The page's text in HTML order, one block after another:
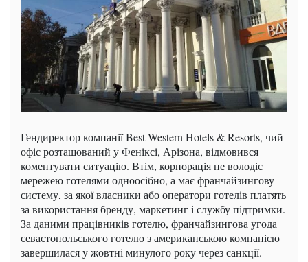
Гендиректор компанії Best Western Hotels & Resorts, чий
офіс розташований у Феніксі, Арізона, відмовився
коментувати ситуацію. Втім, корпорація не володіє
мережею готелями одноосібно, а має франчайзингову
систему, за якої власники або оператори готелів платять
за використання бренду, маркетинг і службу підтримки.
За даними працівників готелю, франчайзингова угода
севастопольського готелю з американською компанією
завершилася у жовтні минулого року через санкції.